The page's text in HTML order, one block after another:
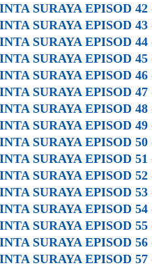
SURAYA EPISOD 42
SURAYA EPISOD 43
SURAYA EPISOD 44
SURAYA EPISOD 45
SURAYA EPISOD 46
SURAYA EPISOD 47
SURAYA EPISOD 48
SURAYA EPISOD 49
SURAYA EPISOD 50
SURAYA EPISOD 51
SURAYA EPISOD 52
SURAYA EPISOD 53
SURAYA EPISOD 54
SURAYA EPISOD 55
SURAYA EPISOD 56
SURAYA EPISOD 57